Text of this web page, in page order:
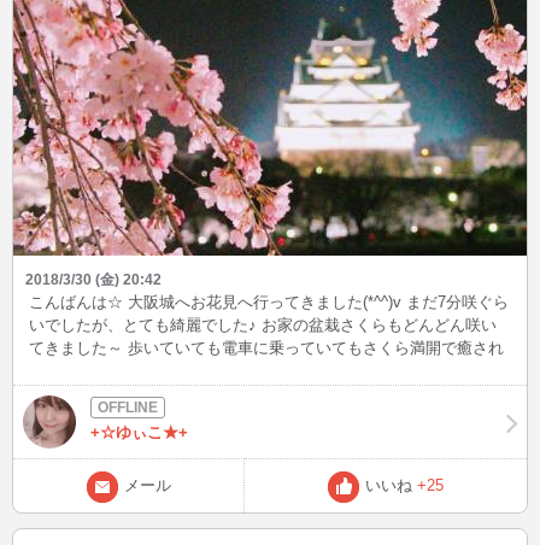
2018/3/30 (金) 20:42
こんばんは☆ 大阪城へお花見へ行ってきました(*^^)v まだ7分咲ぐら
いでしたが、とても綺麗でした♪ お家の盆栽さくらもどんどん咲い
てきました～ 歩いていても電車に乗っていてもさくら満開で癒され
+☆ゆぃこ★+
メール いいね +25